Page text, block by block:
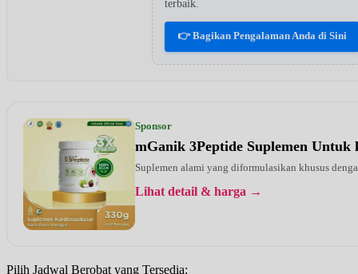
terbaik.
👉 Bagikan Pengalaman Anda di Sini
Sponsor
mGanik 3Peptide Suplemen Untuk
Suplemen alami yang diformulasikan khusus
Lihat detail & harga →
Pilih Jadwal Berobat yang Tersedia: